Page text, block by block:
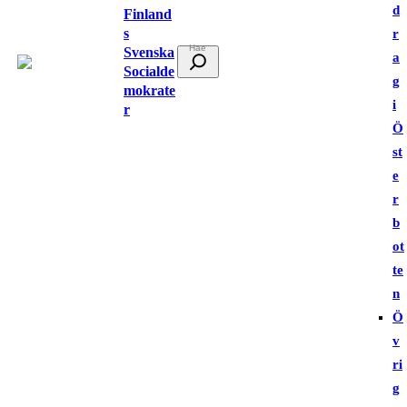
Finland
s
Svenska
Socialde
mokrate
r
ö
d
r
a
g
i
Ö
st
e
r
b
ot
te
n
Ö
v
ri
g